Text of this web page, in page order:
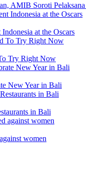
AMIB Soroti
at the Oscars
Try Right Now
New Year in Bali
in Bali
women